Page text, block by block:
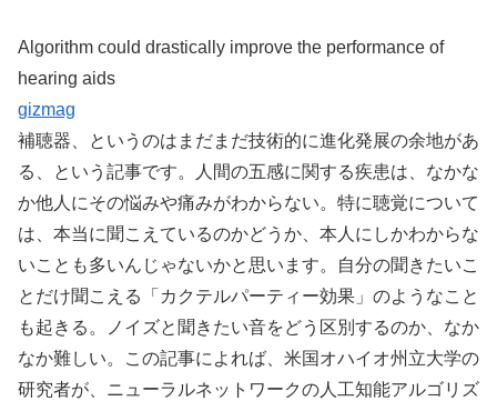
Algorithm could drastically improve the performance of
hearing aids
gizmag
補聴器、というのはまだまだ技術的に進化発展の余地があ
る、という記事です。人間の五感に関する疾患は、なかな
か他人にその悩みや痛みがわからない。特に聴覚について
は、本当に聞こえているのかどうか、本人にしかわからな
いことも多いんじゃないかと思います。自分の聞きたいこ
とだけ聞こえる「カクテルパーティー効果」のようなこと
も起きる。ノイズと聞きたい音をどう区別するのか、なか
なか難しい。この記事によれば、米国オハイオ州立大学の
研究者が、ニューラルネットワークの人工知能アルゴリズ